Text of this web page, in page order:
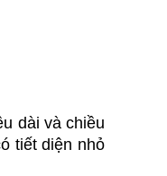
dài và chiều
tiết diện nhỏ